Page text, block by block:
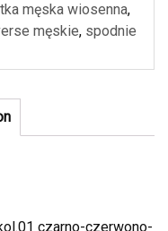
męska wiosenna,
męskie, spodnie
czarno-czerwono-